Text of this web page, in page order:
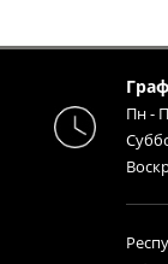
г.
г.